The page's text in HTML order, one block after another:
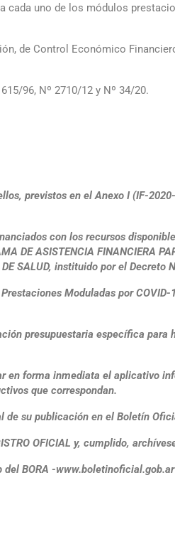
uno de los módulos
de Control Económico
96, Nº 2710/12 y Nº 34/20.
previstos en el Anexo I (IF-
con los recursos
DE ASISTENCIA FINANCIERA
DE SALUD, instituido por el Decreto
Moduladas por
presupuestaria específica
en forma inmediata el aplicativo
que correspondan.
de su publicación en el Boletín
OFICIAL y, cumplido,
del BORA -www.boletinoficial.gob.ar